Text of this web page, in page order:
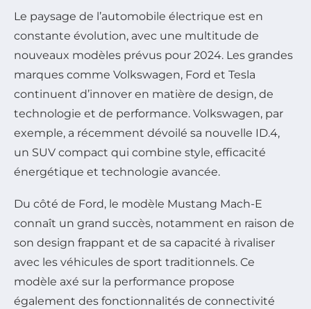
Le paysage de l’automobile électrique est en
constante évolution, avec une multitude de
nouveaux modèles prévus pour 2024. Les grandes
marques comme Volkswagen, Ford et Tesla
continuent d’innover en matière de design, de
technologie et de performance. Volkswagen, par
exemple, a récemment dévoilé sa nouvelle ID.4,
un SUV compact qui combine style, efficacité
énergétique et technologie avancée.
Du côté de Ford, le modèle Mustang Mach-E
connaît un grand succès, notamment en raison de
son design frappant et de sa capacité à rivaliser
avec les véhicules de sport traditionnels. Ce
modèle axé sur la performance propose
également des fonctionnalités de connectivité